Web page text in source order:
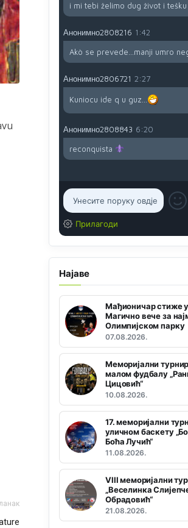
i mi tebi želimo dug život i
Анонимно2808216 1:42
Akò se prevede...manji umro
Анонимно2806721 2:27
Kuniocu ide q u guz...
Анонимно2808843 6:20
reconquista
Прилагоди
Најаве
Мађионичар стиже
Магично вече за
Олимпијском парку
07.08.2026.
Меморијални
малом фудбалу
Цицовић“
10.08.2026.
17. меморијални
уличном баскету
Боћа Лучић“
11.08.2026.
VIII меморијални
„Веселинка
Обрадовић“
21.08.2026.